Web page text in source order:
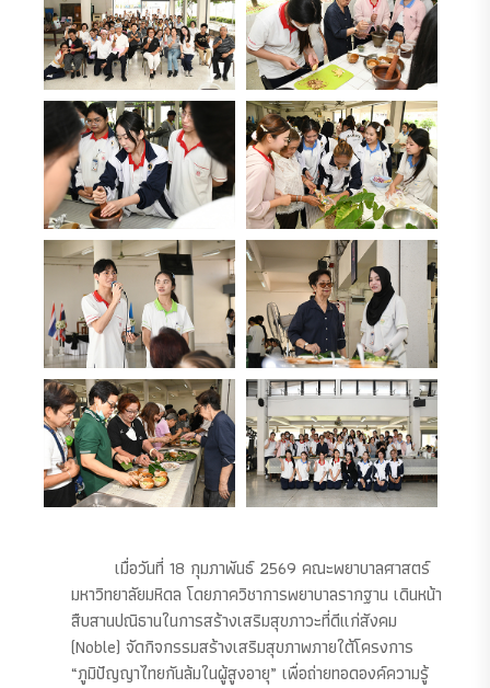
เมื่อวันที่ 18 กุมภาพันธ์ 2569 คณะพยาบาลศาสตร์
มหาวิทยาลัยมหิดล โดยภาควิชาการพยาบาลรากฐาน เดินหน้า
สืบสานปณิธานในการสร้างเสริมสุขภาวะที่ดีแก่สังคม
(Noble) จัดกิจกรรมสร้างเสริมสุขภาพภายใต้โครงการ
“ภูมิปัญญาไทยกันล้มในผู้สูงอายุ” เพื่อถ่ายทอดองค์ความรู้